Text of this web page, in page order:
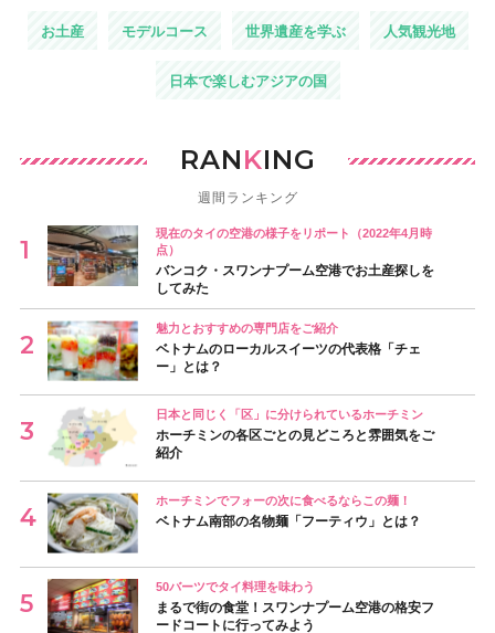
お土産 モデルコース 世界遺産を学ぶ 人気観光地
日本で楽しむアジアの国
RANKING
週間ランキング
現在のタイの空港の様子をリポート（2022年4月時
点）
バンコク・スワンナプーム空港でお土産探しを
してみた
魅力とおすすめの専門店をご紹介
ベトナムのローカルスイーツの代表格「チェ
ー」とは？
日本と同じく「区」に分けられているホーチミン
ホーチミンの各区ごとの見どころと雰囲気をご
紹介
ホーチミンでフォーの次に食べるならこの麺！
ベトナム南部の名物麺「フーティウ」とは？
50バーツでタイ料理を味わう
まるで街の食堂！スワンナプーム空港の格安フ
ードコートに行ってみよう